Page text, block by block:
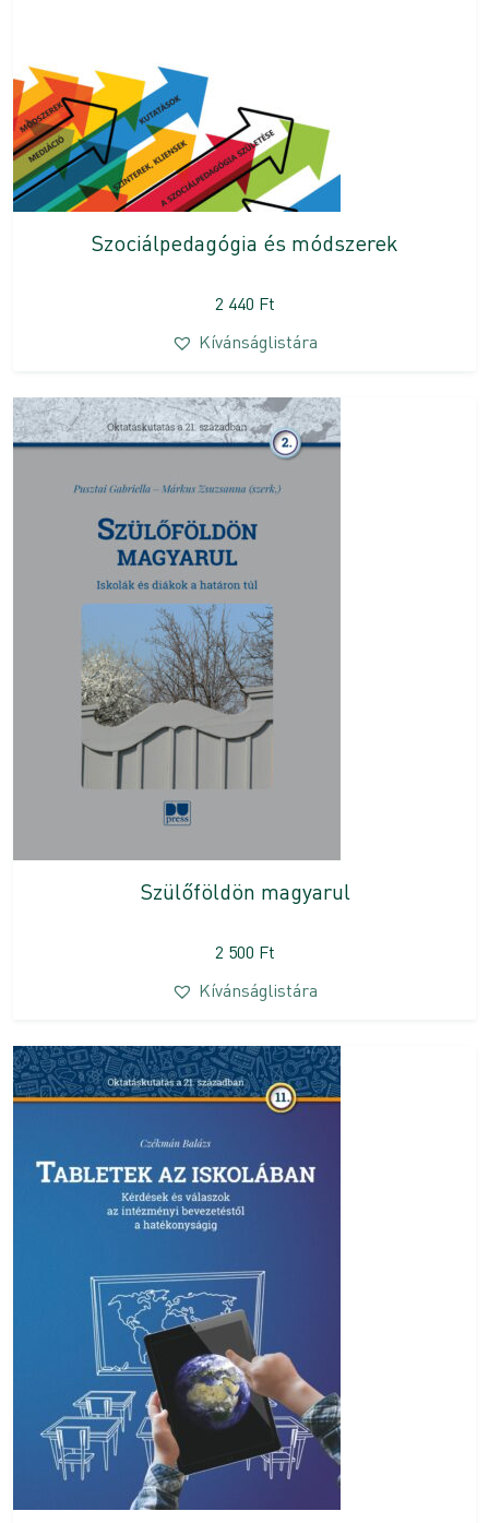
Szociálpedagógia és módszerek
2 440 Ft
Kívánságlistára
Szülőföldön magyarul
2 500 Ft
Kívánságlistára